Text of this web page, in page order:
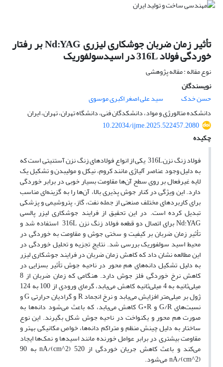
تأثیر زمان ضربان جوشکاری لیزری Nd:YAG بر رفتار
خوردگی فولاد 316L در اسیدسولفوریک
نوع مقاله : مقاله پژوهشی
نویسندگان
حسن خدک
سید علی اصغر اکبری موسوی
دانشکده متالورژی و مواد، دانشکدگان فنی، دانشگاه تهران، تهران، ایران
10.22034/ijme.2025.522457.2080
چکیده
فولاد زنگ نزن316L یکی از انواع فولادهای زنگ نزن آستنیتی است که
به دلیل وجود عناصر آلیاژی مانند کروم، نیکل و مولیبدن و تشکیل یک
لایه غیرفعال بر روی سطح آن‌ها مقاومت بسیار خوبی در برابر خوردگی
دارد. این ویژگی در کنار جوش پذیری بالا، آن‌ها را به گزینه‌ای مناسب
برای کاربردهای مختلف صنعتی از جمله نفت، گاز، پتروشیمی و پزشکی
تبدیل کرده است. در این تحقیق از فرایند جوشکاری لیزر پالسی
Nd:YAG برای اتصال دو قطعه فولاد زنگ نزن 316L استفاده شد و
تأثیر زمان ضربان بر کیفیت و سختی جوش و مقاومت به خوردگی در
محیط اسید سولفوریک بررسی شد. نتایج تجزیه و تحلیل خوردگی در
این مطالعه نشان داد که کاهش زمان ضربان در فرایند جوشکاری لیزر
به دلیل تشکیل دانه‌های هم محور در ناحیه جوش تأثیر بسزایی در
کاهش نرخ خوردگی فلز جوش دارد. هنگامی که زمان ضربان از 8
میلی‌ثانیه به 4 میلی‌ثانیه کاهش می‌یابد، گرمای ورودی از 100 به 124
ژول بر میلی‌متر افزایش می‌یابد و نرخ انجماد R و گرادیان حرارتی G و
نسبت‌های G/R و G×R کاهش می‌یابد، که باعث می‌شود دانه‌ها به
صورت هم محور و یکنواخت در ناحیه جوش شکل بگیرند. این نوع
ساختار به دلیل چینش منظم و متراکم دانه‌ها، خواص مکانیکی بهتر و
مقاومت بیشتری در برابر عوامل خورنده مانند اسیدها و نمک‌ها ایجاد
می‌کند و باعث کاهش جریان خوردگی از 520 nA/(cm^2) به 90
nA/(cm^2) می‌شود.